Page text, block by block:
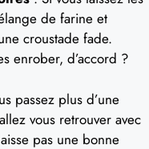
de farine et
croustade fade.
enrober, d’accord ?
passez plus d’une
vous retrouver avec
pas une bonne